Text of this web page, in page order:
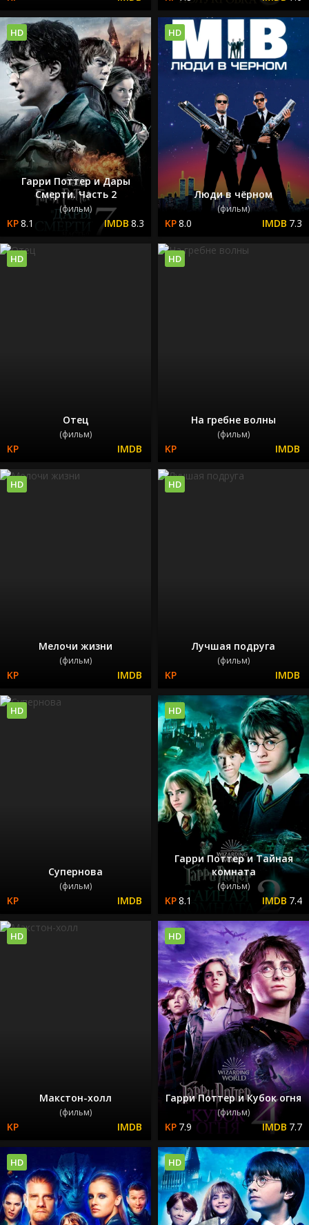
Гарри Поттер и Дары
Смерти. Часть 2
(фильм)
8.1 8.3
HD
Люди в чёрном
(фильм)
8.0 7.3
HD
Отец
(фильм)
HD
На гребне волны
(фильм)
HD
Мелочи жизни
(фильм)
HD
Лучшая подруга
(фильм)
HD
Супернова
(фильм)
HD
Гарри Поттер и Тайная
комната
(фильм)
8.1 7.4
HD
Макстон-холл
(фильм)
HD
Гарри Поттер и Кубок огня
(фильм)
7.9 7.7
HD
HD HD